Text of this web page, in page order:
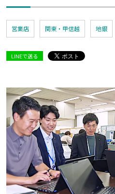
営業店 関東・甲信越 地銀
LINEで送る